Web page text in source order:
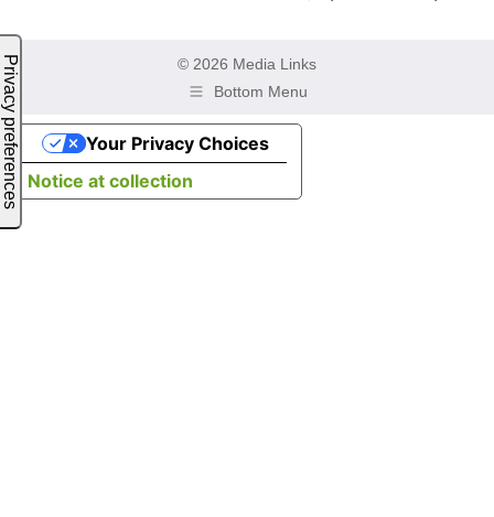
© 2026 Media Links
Bottom Menu
Notice at collection
Your Privacy Choices